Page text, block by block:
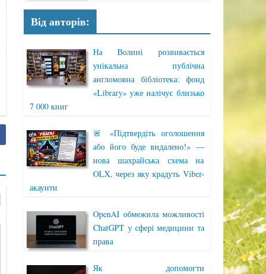
Від авторів:
На Волині розвивається
унікальна публічна
англомовна бібліотека: фонд
«Library» уже налічує близько
7 000 книг
🚨 «Підтвердіть оголошення
або його буде видалено!» —
нова шахрайська схема на
OLX, через яку крадуть Viber-
акаунти
OpenAI обмежила можливості
ChatGPT у сфері медицини та
права
Як допомогти